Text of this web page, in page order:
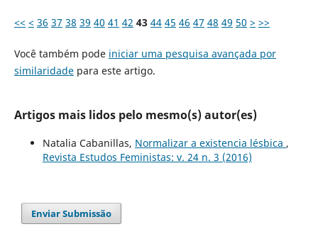
<< < 36 37 38 39 40 41 42 43 44 45 46 47 48 49 50 > >>
Você também pode iniciar uma pesquisa avançada por
similaridadepara este artigo.
Artigos mais lidos pelo mesmo(s) autor(es)
Natalia Cabanillas, Normalizar a existencia lésbica ,
Revista Estudos Feministas: v. 24 n. 3 (2016)
Enviar Submissão